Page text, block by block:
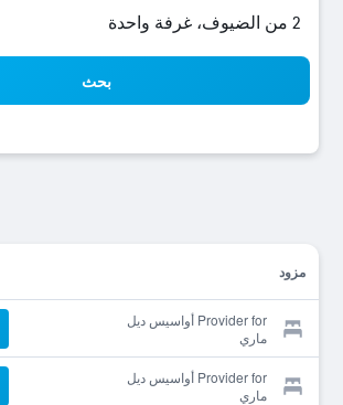
2 من الضيوف، غرفة واحدة
بحث
مزود
Provider for أواسيس ديل
ماري
Provider for أواسيس ديل
ماري